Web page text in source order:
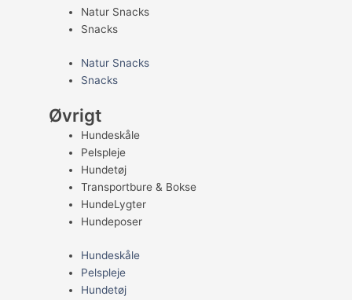
Natur Snacks
Snacks
Natur Snacks
Snacks
Øvrigt
Hundeskåle
Pelspleje
Hundetøj
Transportbure & Bokse
HundeLygter
Hundeposer
Hundeskåle
Pelspleje
Hundetøj